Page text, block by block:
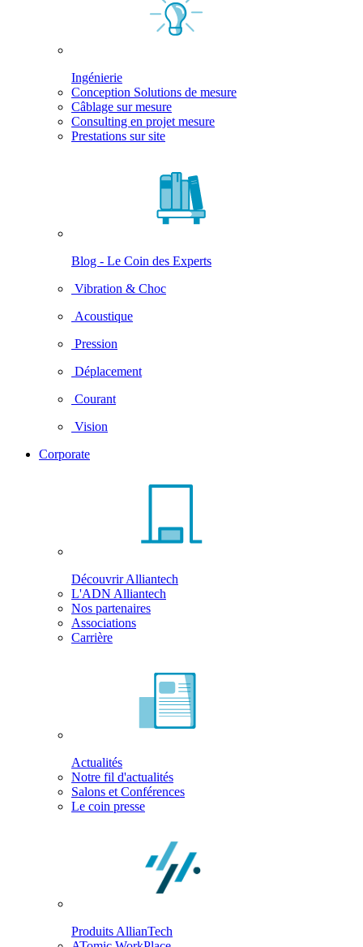
Ingénierie
Conception Solutions de mesure
Câblage sur mesure
Consulting en projet mesure
Prestations sur site
Blog - Le Coin des Experts
Vibration & Choc
Acoustique
Pression
Déplacement
Courant
Vision
Corporate
Découvrir Alliantech
L'ADN Alliantech
Nos partenaires
Associations
Carrière
Actualités
Notre fil d'actualités
Salons et Conférences
Le coin presse
Produits AllianTech